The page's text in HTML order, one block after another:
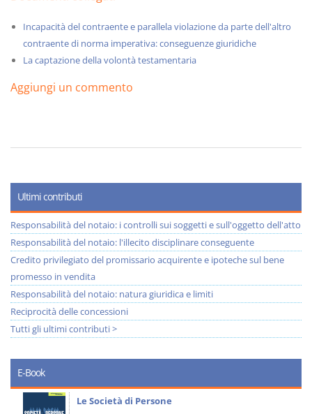
Incapacità del contraente e parallela violazione da parte dell'altro
contraente di norma imperativa: conseguenze giuridiche
La captazione della volontà testamentaria
Aggiungi un commento
Ultimi contributi
Responsabilità del notaio: i controlli sui soggetti e sull'oggetto dell'atto
Responsabilità del notaio: l'illecito disciplinare conseguente
Credito privilegiato del promissario acquirente e ipoteche sul bene
promesso in vendita
Responsabilità del notaio: natura giuridica e limiti
Reciprocità delle concessioni
Tutti gli ultimi contributi >
E-Book
Le Società di Persone